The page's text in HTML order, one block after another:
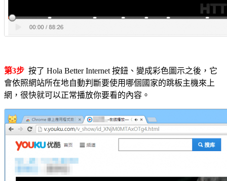
第3步 按了 Hola Better Internet 按鈕、變成彩色圖示之後，它
會依照網站所在地自動判斷要使用哪個國家的跳板主機來上
網，很快就可以正常播放你要看的內容。